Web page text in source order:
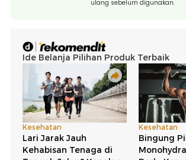
ulang sebelum digunakan.